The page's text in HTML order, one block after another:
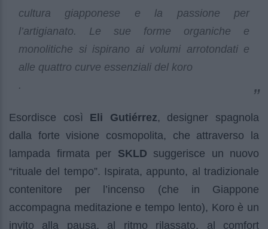
cultura giapponese e la passione per
l’artigianato. Le sue forme organiche e
monolitiche si ispirano ai volumi arrotondati e
alle quattro curve essenziali del koro
.
Esordisce così Eli Gutiérrez, designer spagnola
dalla forte visione cosmopolita, che attraverso la
lampada firmata per SKLD suggerisce un nuovo
“rituale del tempo”. Ispirata, appunto, al tradizionale
contenitore per l’incenso (che in Giappone
accompagna meditazione e tempo lento), Koro è un
invito alla pausa, al ritmo rilassato, al comfort